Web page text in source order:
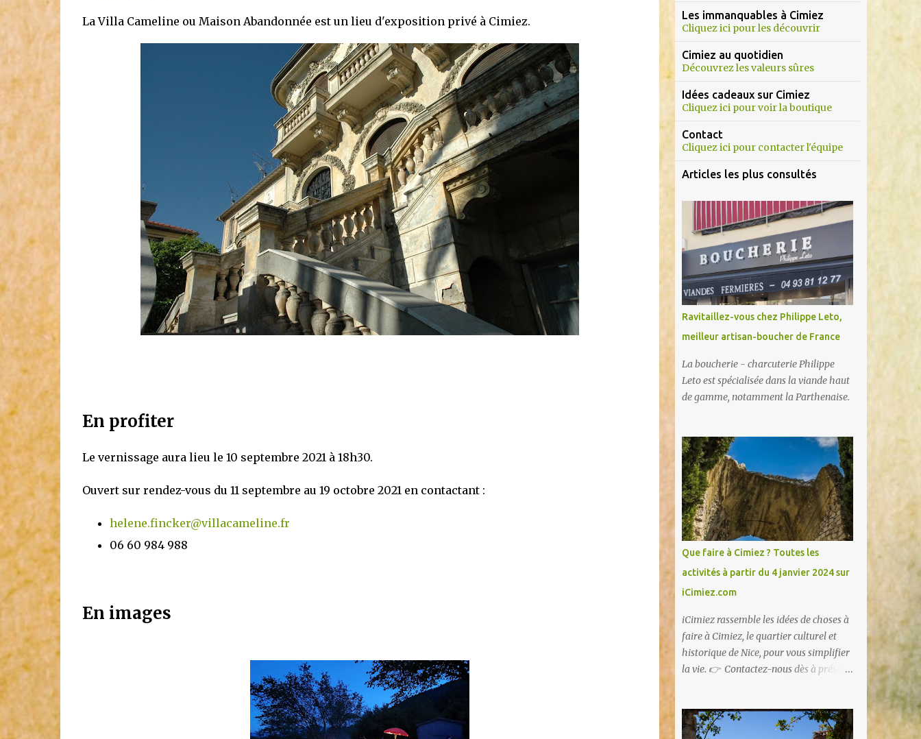
La Villa Cameline ou Maison Abandonnée est un lieu d'exposition privé à Cimiez.
En profiter
Le vernissage aura lieu le 10 septembre 2021 à 18h30.
Ouvert sur rendez-vous du 11 septembre au 19 octobre 2021 en contactant :
helene.fincker@villacameline.fr
06 60 984 988
En images
Les immanquables à Cimiez
Cliquez ici pour les découvrir
Cimiez au quotidien
Découvrez les valeurs sûres
Idées cadeaux sur Cimiez
Cliquez ici pour voir la boutique
Contact
Cliquez ici pour contacter l'équipe
Articles les plus consultés
Ravitaillez-vous chez Philippe Leto,
meilleur artisan-boucher de France
La boucherie - charcuterie Philippe
Leto est spécialisée dans la viande haut
de gamme, notamment la Parthenaise.
Que faire à Cimiez ? Toutes les
activités à partir du 4 janvier 2024 sur
iCimiez.com
iCimiez rassemble les idées de choses à
faire à Cimiez, le quartier culturel et
historique de Nice, pour vous simplifier
la vie. 👉 Contactez-nous dès à présent
iCimiez !